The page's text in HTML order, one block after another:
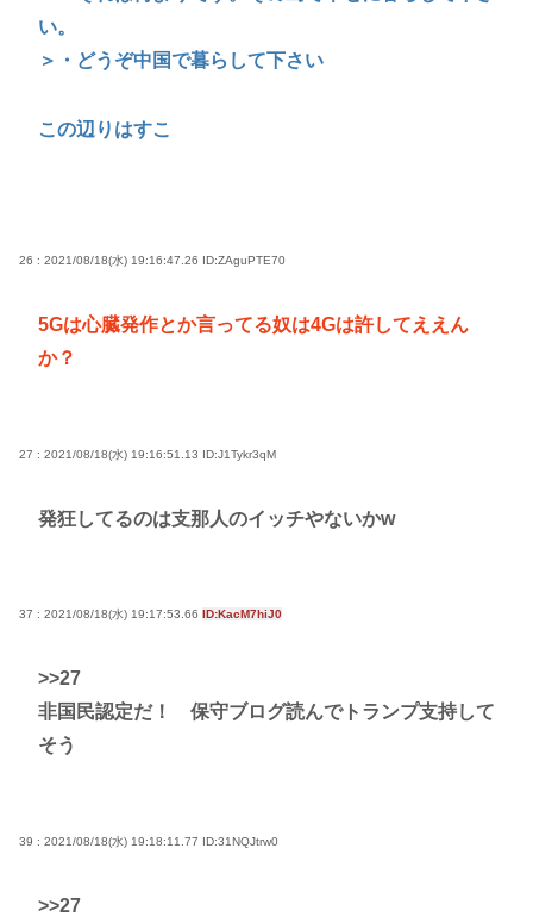
い。
＞・どうぞ中国で暮らして下さい
この辺りはすこ
26 : 2021/08/18(水) 19:16:47.26 ID:ZAguPTE70
5Gは心臓発作とか言ってる奴は4Gは許してええん
か？
27 : 2021/08/18(水) 19:16:51.13 ID:J1Tykr3qM
発狂してるのは支那人のイッチやないかw
37 : 2021/08/18(水) 19:17:53.66 ID:KacM7hiJ0
>>27
非国民認定だ！ 保守ブログ読んでトランプ支持して
そう
39 : 2021/08/18(水) 19:18:11.77 ID:31NQJtrw0
>>27